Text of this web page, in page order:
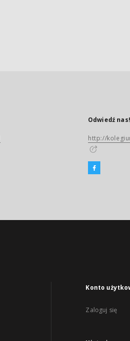
Odwiedź nas!
http://
Konto
Zaloguj się